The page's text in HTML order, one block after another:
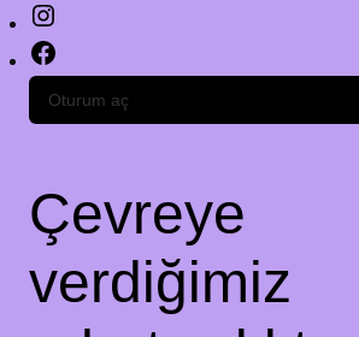
Oturum aç
Çevreye
verdiğimiz